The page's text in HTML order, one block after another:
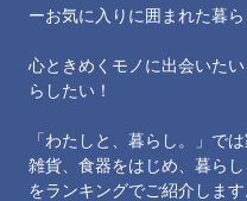
ーお気に入りに囲まれた暮
心ときめくモノに出会いた
らしたい！
「わたしと、暮らし。」で
雑貨、食器をはじめ、暮ら
をランキングでご紹介します